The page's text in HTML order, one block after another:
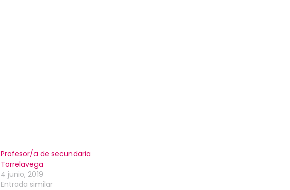
Profesor/a de secundaria
Torrelavega
4 junio, 2019
Entrada similar